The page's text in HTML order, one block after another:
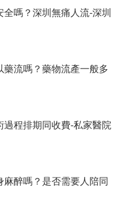
嗎？深圳無痛人流-深圳
藥流嗎？藥物流產一般多
過程排期同收費-私家醫院
醉嗎？是否需要人陪同